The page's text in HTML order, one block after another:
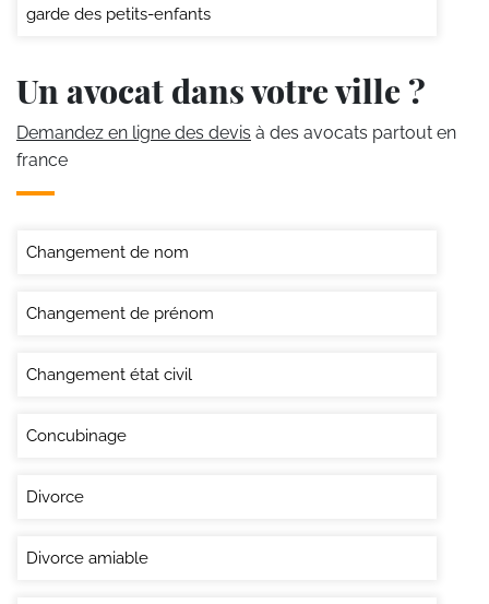
garde des petits-enfants
Un avocat dans votre ville ?
Demandez en ligne des devis à des avocats partout en
france
Changement de nom
Changement de prénom
Changement état civil
Concubinage
Divorce
Divorce amiable